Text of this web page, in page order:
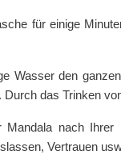
für einige
Wasser den
Durch das Trinken
Mandala nach
Vertrauen